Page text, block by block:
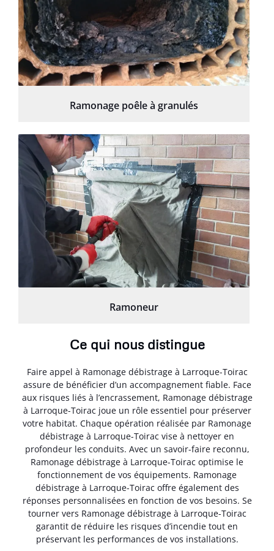
Ramonage poêle à granulés
Ramoneur
Ce qui nous distingue
Faire appel à Ramonage débistrage à Larroque-Toirac
assure de bénéficier d’un accompagnement fiable. Face
aux risques liés à l’encrassement, Ramonage débistrage
à Larroque-Toirac joue un rôle essentiel pour préserver
votre habitat. Chaque opération réalisée par Ramonage
débistrage à Larroque-Toirac vise à nettoyer en
profondeur les conduits. Avec un savoir-faire reconnu,
Ramonage débistrage à Larroque-Toirac optimise le
fonctionnement de vos équipements. Ramonage
débistrage à Larroque-Toirac offre également des
réponses personnalisées en fonction de vos besoins. Se
tourner vers Ramonage débistrage à Larroque-Toirac
garantit de réduire les risques d’incendie tout en
préservant les performances de vos installations.